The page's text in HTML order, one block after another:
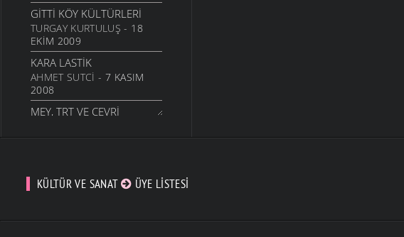
GITTI KÖY KÜLTÜRLERI
TURGAY KURTULUŞ - 18
EKIM 2009
KARA LASTIK
AHMET SUTCI - 7 KASIM
2008
MEY, TRT VE CEVRI
ŞAVŞAT.COM- 27 EKIM
CABBAR BOZKURTLAR
(CABBAR USTA)
2008
KÜLTÜR VE SANAT ÜYE LISTESI